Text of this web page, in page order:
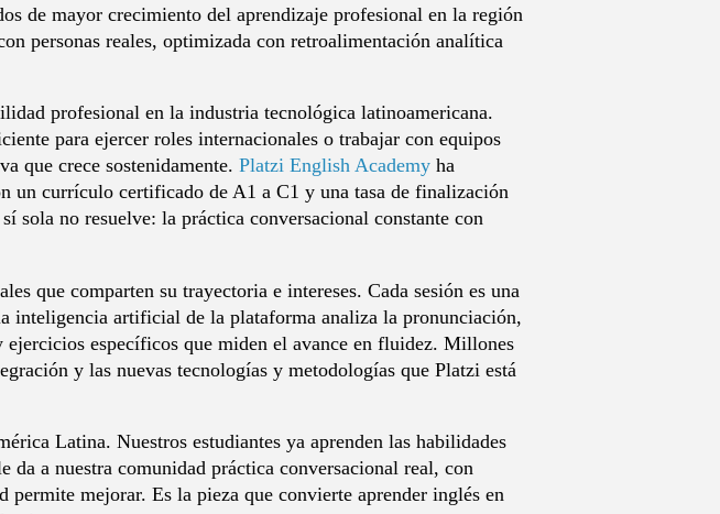
de mayor crecimiento del aprendizaje profesional en la región
personas reales, optimizada con retroalimentación analítica
profesional en la industria tecnológica latinoamericana.
para ejercer roles internacionales o trabajar con equipos
que crece sostenidamente. Platzi English Academy ha
un currículo certificado de A1 a C1 y una tasa de finalización
sola no resuelve: la práctica conversacional constante con
que comparten su trayectoria e intereses. Cada sesión es una
inteligencia artificial de la plataforma analiza la pronunciación,
específicos que miden el avance en fluidez. Millones
y las nuevas tecnologías y metodologías que Platzi está
Latina. Nuestros estudiantes ya aprenden las habilidades
a nuestra comunidad práctica conversacional real, con
mejorar. Es la pieza que convierte aprender inglés en